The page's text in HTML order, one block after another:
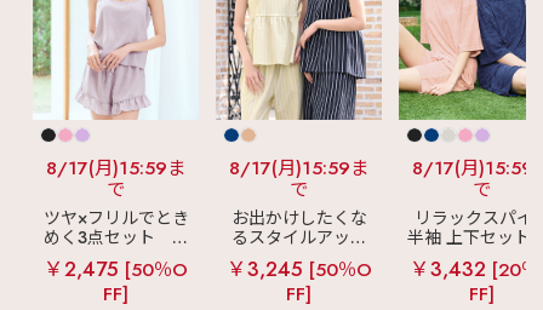
8/17(月)15:59ま
で
ツヤ×フリルでとき
めく3点セット
シ
ルキー ショートパ
ンツ 3点セット
￥2,475 [50％O
FF]
8/17(月)15:59ま
で
お出かけしたくな
るスタイルアップ
見え
ストライプ
フリル ロングパン
ツ 綿混 上下セット
￥3,245 [50％O
FF]
8/17(月)15:59
で
リラックスパイ
半袖 上下セット
女兼用サイズ)
￥3,432 [20
FF]